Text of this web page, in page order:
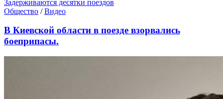
Общество /Видео
В Киевской области в поезде взорвались
боеприпасы.